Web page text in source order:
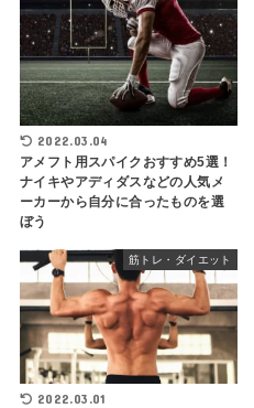
2022.03.04
アメフト用スパイクおすすめ5選！
ナイキやアディダスなどの人気メ
ーカーから自分に合ったものを選
ぼう
筋トレ・ダイエット
2022.03.01